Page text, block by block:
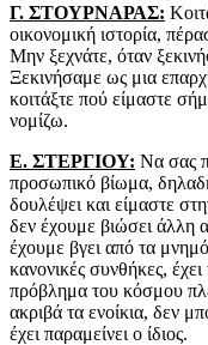
Γ. ΣΤΟΥΡΝΑΡΑΣ:
οικονομική ιστορία,
Μην ξεχνάτε, όταν
Ξεκινήσαμε ως μια
κοιτάξτε πού είμαστε
νομίζω.
Ε. ΣΤΕΡΓΙΟΥ: Να σας
προσωπικό βίωμα,
δουλέψει και είμαστε
δεν έχουμε βιώσει άλλη
έχουμε βγει από τα
κανονικές συνθήκες,
πρόβλημα του κόσμου
ακριβά τα ενοίκια, δεν
έχει παραμείνει ο ίδιος.